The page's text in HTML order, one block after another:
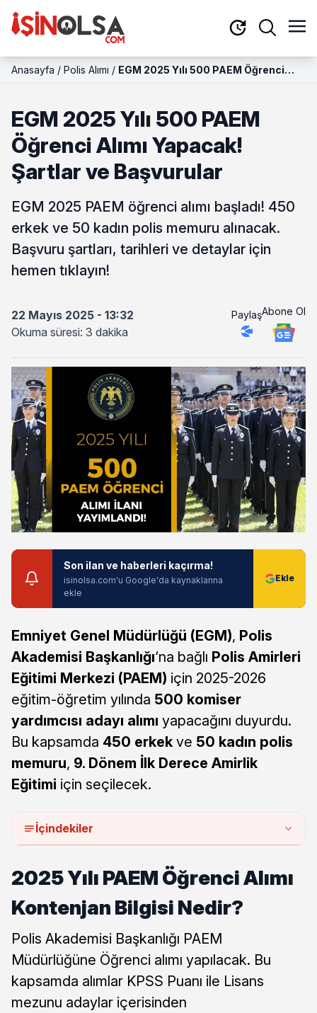
Anasayfa / Polis Alımı / EGM 2025 Yılı 500 PAEM Öğrenci
EGM 2025 Yılı 500 PAEM
Öğrenci Alımı Yapacak!
Şartlar ve Başvurular
EGM 2025 PAEM öğrenci alımı başladı! 450
erkek ve 50 kadın polis memuru alınacak.
Başvuru şartları, tarihleri ve detaylar için
hemen tıklayın!
22 Mayıs 2025 - 13:32
Okuma süresi: 3 dakika
PaylaşAbone Ol
Son ilan ve haberleri kaçırma!
isinolsa.com'u Google'da kaynaklarına
ekle
Emniyet Genel Müdürlüğü (EGM), Polis
Akademisi Başkanlığı‘na bağlı Polis Amirleri
Eğitimi Merkezi (PAEM) için 2025-2026
eğitim-öğretim yılında 500 komiser
yardımcısı adayı alımı yapacağını duyurdu.
Bu kapsamda 450 erkek ve 50 kadın polis
memuru, 9. Dönem İlk Derece Amirlik
Eğitimi için seçilecek.
İçindekiler
2025 Yılı PAEM Öğrenci Alımı
Kontenjan Bilgisi Nedir?
Polis Akademisi Başkanlığı PAEM
Müdürlüğüne Öğrenci alımı yapılacak. Bu
kapsamda alımlar KPSS Puanı ile Lisans
mezunu adaylar içerisinden